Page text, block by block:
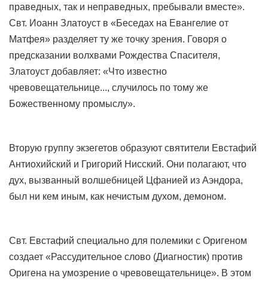
праведных, так и неправедных, пребывали вместе».
Свт. Иоанн Златоуст в «Беседах на Евангелие от
Матфея» разделяет ту же точку зрения. Говоря о
предсказании волхвами Рождества Спасителя,
Златоуст добавляет: «Что известно
чревовещательнице..., случилось по тому же
Божественному промыслу».
Вторую группу экзегетов образуют святители Евстафий
Антиохийский и Григорий Нисский. Они полагают, что
дух, вызванный волшебницей Цфанией из Аэндора,
был ни кем иным, как нечистым духом, демоном.
Свт. Евстафий специально для полемики с Оригеном
создает «Рассудительное слово (Диагностик) против
Оригена на умозрение о чревовещательнице». В этом